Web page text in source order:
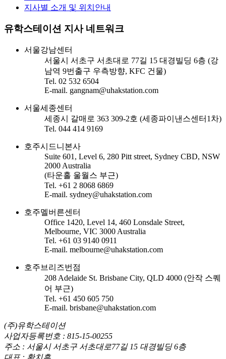
지사별 소개 및 위치안내
유학스테이션 지사 네트워크
서울강남센터
서울시 서초구 서초대로 77길 15 대경빌딩 6층 (강
남역 9번출구 우측방향, KFC 건물)
Tel. 02 532 6504
E-mail. gangnam@uhakstation.com
서울세종센터
세종시 갈매로 363 309-2호 (세종파이낸스센터1차)
Tel. 044 414 9169
호주시드니본사
Suite 601, Level 6, 280 Pitt street, Sydney CBD, NSW
2000 Australia
(타운홀 울월스 부근)
Tel. +61 2 8068 6869
E-mail. sydney@uhakstation.com
호주멜버른센터
Office 1420, Level 14, 460 Lonsdale Street,
Melbourne, VIC 3000 Australia
Tel. +61 03 9140 0911
E-mail. melbourne@uhakstation.com
호주브리즈번점
208 Adelaide St. Brisbane City, QLD 4000 (안작 스퀘
어 부근)
Tel. +61 450 605 750
E-mail. brisbane@uhakstation.com
(주)유학스테이션
사업자등록번호 : 815-15-00255
주소 : 서울시 서초구 서초대로77길 15 대경빌딩 6층
대표 : 황치흠